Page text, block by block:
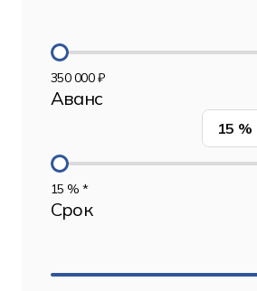
350 000 ₽
Аванс
15 %
15 % *
Срок